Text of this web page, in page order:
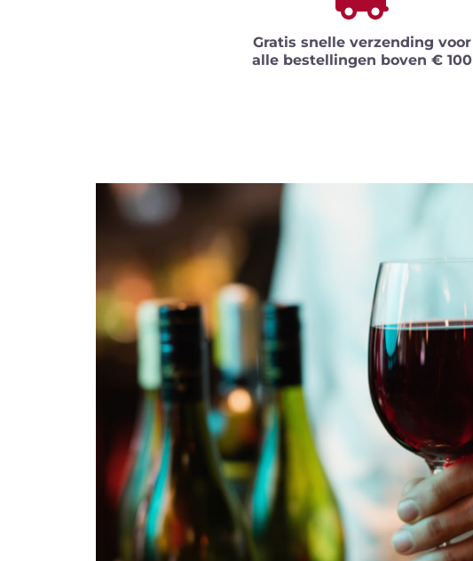
Gratis snelle verzending voor
alle bestellingen boven € 100